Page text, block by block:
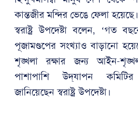
কান্তজীর মন্দির ভেঙে ফেলা হয়েছে।
স্বরাষ্ট্র উপদেষ্টা বলেন, ‘গত
পূজামণ্ডপের সংখ্যাও বাড়ানো
শৃঙ্খলা রক্ষার জন্য আইন-
পাশাপাশি উদ্‌যাপন
জানিয়েছেন স্বরাষ্ট্র উপদেষ্টা।